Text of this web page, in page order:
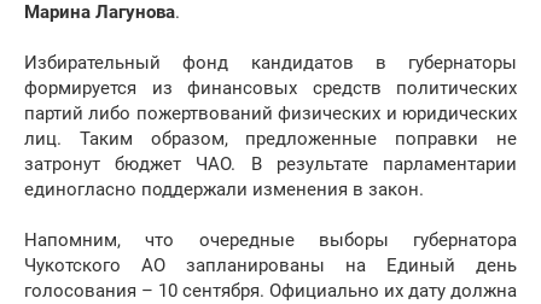
Марина Лагунова.
Избирательный фонд кандидатов в губернаторы
формируется из финансовых средств политических
партий либо пожертвований физических и юридических
лиц. Таким образом, предложенные поправки не
затронут бюджет ЧАО. В результате парламентарии
единогласно поддержали изменения в закон.
Напомним, что очередные выборы губернатора
Чукотского АО запланированы на Единый день
голосования – 10 сентября. Официально их дату должна